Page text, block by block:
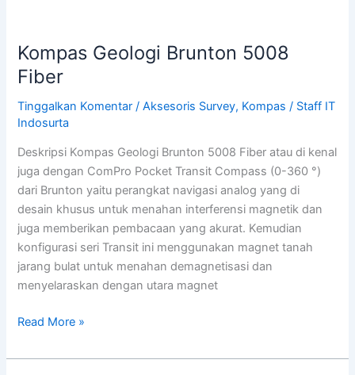
Kompas Geologi Brunton 5008
Fiber
Tinggalkan Komentar /Aksesoris Survey, Kompas / Staff IT
Indosurta
Deskripsi Kompas Geologi Brunton 5008 Fiber atau di kenal
juga dengan ComPro Pocket Transit Compass (0-360 °)
dari Brunton yaitu perangkat navigasi analog yang di
desain khusus untuk menahan interferensi magnetik dan
juga memberikan pembacaan yang akurat. Kemudian
konfigurasi seri Transit ini menggunakan magnet tanah
jarang bulat untuk menahan demagnetisasi dan
menyelaraskan dengan utara magnet
Read More »